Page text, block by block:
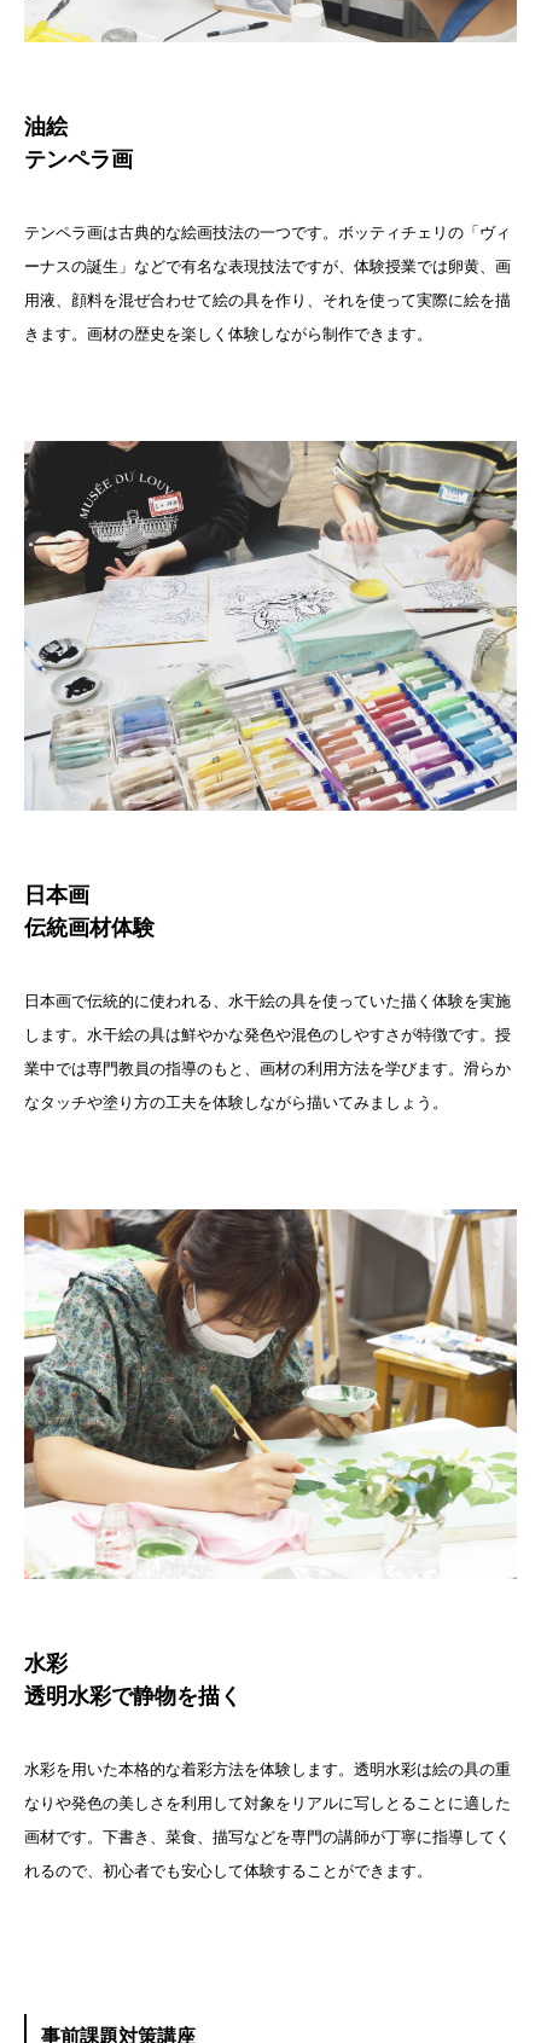
油絵
テンペラ画
テンペラ画は古典的な絵画技法の一つです。ボッティチェリの「ヴィ
ーナスの誕生」などで有名な表現技法ですが、体験授業では卵黄、画
用液、顔料を混ぜ合わせて絵の具を作り、それを使って実際に絵を描
きます。画材の歴史を楽しく体験しながら制作できます。
日本画
伝統画材体験
日本画で伝統的に使われる、水干絵の具を使っていた描く体験を実施
します。水干絵の具は鮮やかな発色や混色のしやすさが特徴です。授
業中では専門教員の指導のもと、画材の利用方法を学びます。滑らか
なタッチや塗り方の工夫を体験しながら描いてみましょう。
水彩
透明水彩で静物を描く
水彩を用いた本格的な着彩方法を体験します。透明水彩は絵の具の重
なりや発色の美しさを利用して対象をリアルに写しとることに適した
画材です。下書き、菜食、描写などを専門の講師が丁寧に指導してく
れるので、初心者でも安心して体験することができます。
事前課題対策講座